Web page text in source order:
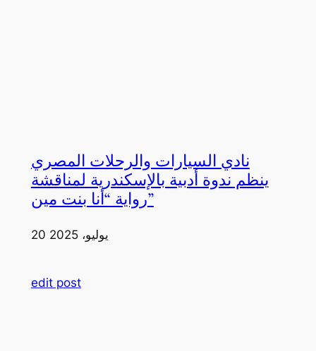
نادي السيارات والرحلات المصري
ينظم ندوة أدبية بالإسكندرية لمناقشة
رواية “أنا بنت مين”
20 يوليو، 2025
edit post